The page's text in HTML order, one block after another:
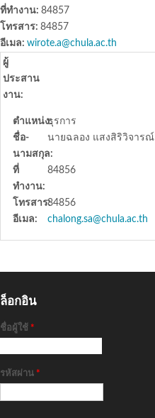
ที่ทำงาน: 84857
โทรสาร: 84857
อีเมล: wirote.a@chula.ac.th
ผู้
ประสาน
งาน:
ตำแหน่ง:ธุรการ
ชื่อ-
นามสกุล:
นายฉลอง แสงสิริวิจารณ์
ที่
ทำงาน:
84856
โทรสาร:84856
อีเมล:
chalong.sa@chula.ac.th
ล็อกอิน
ชื่อผู้ใช้ *
รหัสผ่าน *